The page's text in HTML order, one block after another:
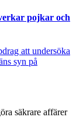
pojkar och
att undersöka
syn på
säkrare affärer